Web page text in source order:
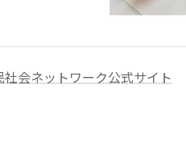
社会ネットワーク公式サイト